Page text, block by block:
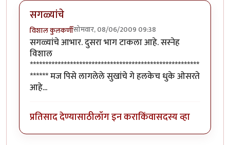
सगळ्यांचे
विशाल कुलकर्णीसोमवार, 08/06/2009 09:38
सगळ्यांचे आभार. दुसरा भाग टाकला आहे. सस्नेह
विशाल
*******************************************************
****** मज पिसे लागलेले सुखांचे गे हलकेच धुके ओसरते
आहे...
प्रतिसाद देण्यासाठीलॉग इन कराकिंवासदस्य व्हा